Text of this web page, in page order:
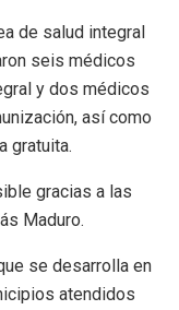
de salud integral
seis médicos
y dos médicos
así como
gratuita.
gracias a las
Maduro.
se desarrolla en
atendidos